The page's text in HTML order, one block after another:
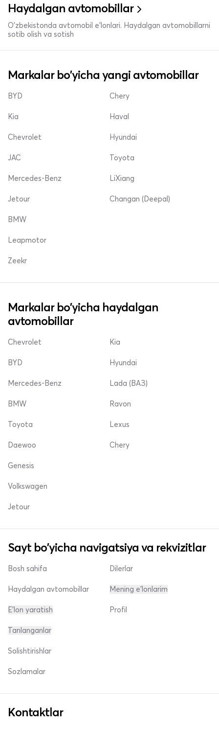
Haydalgan avtomobillar
O'zbekistonda avtomobil e’lonlari. Haydalgan avtomobillarni
sotib olish va sotish
Markalar bo'yicha yangi avtomobillar
BYD
Kia
Chevrolet
Chery
Haval
Hyundai
JAC
Mercedes-Benz
Jetour
Toyota
LiXiang
Changan (Deepal)
BMW
Leapmotor
Zeekr
Markalar bo'yicha haydalgan
avtomobillar
Chevrolet
BYD
Mercedes-Benz
Kia
Hyundai
Lada (ВАЗ)
BMW
Toyota
Daewoo
Ravon
Lexus
Chery
Genesis
Volkswagen
Jetour
Sayt bo'yicha navigatsiya va rekvizitlar
Bosh sahifa
Haydalgan avtomobillar
E'lon yaratish
Dilerlar
Mening e'lonlarim
Profil
Tanlanganlar
Solishtirishlar
Sozlamalar
Kontaktlar